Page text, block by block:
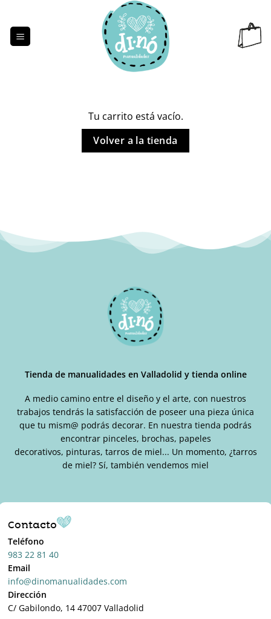
contenido
Tu carrito está vacío.
Volver a la tienda
Tienda de manualidades en Valladolid y tienda online
A medio camino entre el diseño y el arte, con nuestros
trabajos tendrás la satisfacción de poseer una pieza única
que tu mism@ podrás decorar. En nuestra tienda podrás
encontrar pinceles, brochas, papeles
decorativos, pinturas, tarros de miel... Un momento, ¿tarros
de miel? Sí, también vendemos miel
Contacto
Teléfono
983 22 81 40
Email
info@dinomanualidades.com
Dirección
C/ Gabilondo, 14 47007 Valladolid